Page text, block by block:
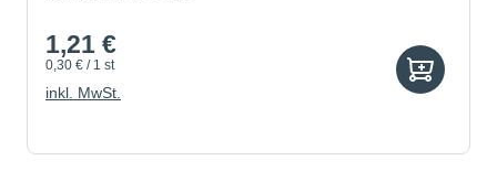
1,21 €
0,30 € / 1 st
inkl. MwSt.